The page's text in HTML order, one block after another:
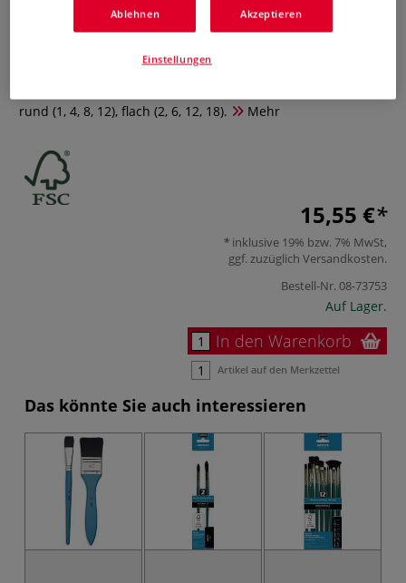
0 Bewertungen
Das pébéo Aquarellpinsel 8er-Set ist ideal geeignet für
Aquarell, Tinte und verdünnte Farben. Mit weichen,
rund (1, 4, 8, 12), flach (2, 6, 12, 18).
Mehr
15,55 €
inklusive 19% bzw. 7% MwSt,
ggf. zuzüglich Versandkosten.
Bestell-Nr.08-73753
Auf Lager.
In den Warenkorb
Artikel auf den Merkzettel
Das könnte Sie auch interessieren
Ablehnen Akzeptieren
Einstellungen